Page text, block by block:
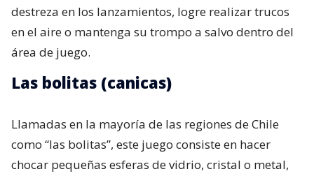
destreza en los lanzamientos, logre realizar trucos
en el aire o mantenga su trompo a salvo dentro del
área de juego.
Las bolitas (canicas)
Llamadas en la mayoría de las regiones de Chile
como “las bolitas”, este juego consiste en hacer
chocar pequeñas esferas de vidrio, cristal o metal,